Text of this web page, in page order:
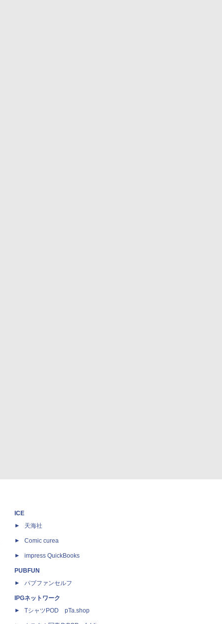
ICE
天海社
Comic curea
impress QuickBooks
PUBFUN
パブファンセルフ
IPGネットワーク
TシャツPOD pTa.shop